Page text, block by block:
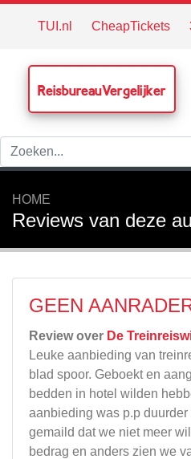
TUI.nl CheapTickets
ReisbureauVergelijker
HOME
Reviews van deze
GEEN
Review over De
Leuke aanbieding van
blad spoor. Geboekt en
bedden in hotel wilden
aanbieding was p.p
gemaild dat we niet meer
bedrag en anders zien we